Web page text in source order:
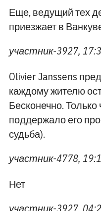
Еще, ведущий тех
приезжает в
участник-3927,
Olivier Janssens
каждому жителю
Бесконечно.
поддержало его
судьба).
участник-4778,
Нет